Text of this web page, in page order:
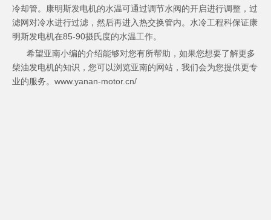
冷却管。康明斯发电机的水温可通过调节水阀的开启进行调整，过
滤网对冷水进行过滤，然后再进入热交换管内。水冷工程科保证康
明斯发电机在85-90摄氏度的水温工作。
希望亚南小编的介绍能够对您有所帮助，如果您想要了解更多
柴油发电机的知识，您可以浏览亚南的网站，我们会为您提供更专
业的服务。www.yanan-motor.cn/